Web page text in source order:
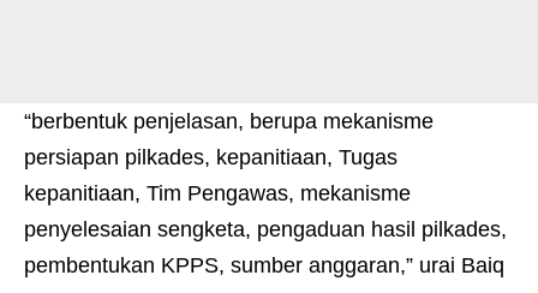
“berbentuk penjelasan, berupa mekanisme
persiapan pilkades, kepanitiaan, Tugas
kepanitiaan, Tim Pengawas, mekanisme
penyelesaian sengketa, pengaduan hasil pilkades,
pembentukan KPPS, sumber anggaran,” urai Baiq